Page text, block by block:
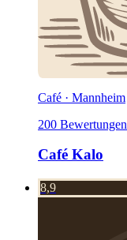
Café · Mannheim
200 Bewertungen
Café Kalo
8,9